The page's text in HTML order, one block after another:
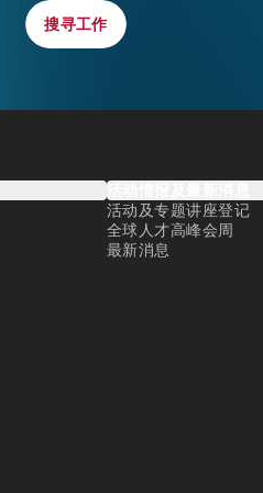
搜寻工作
搜寻工作
活动情报及最新消息
活动及专题讲座登记
全球人才高峰会周
最新消息